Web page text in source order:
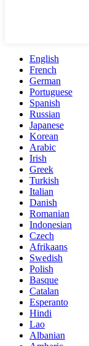
English
French
German
Portuguese
Spanish
Russian
Japanese
Korean
Arabic
Irish
Greek
Turkish
Italian
Danish
Romanian
Indonesian
Czech
Afrikaans
Swedish
Polish
Basque
Catalan
Esperanto
Hindi
Lao
Albanian